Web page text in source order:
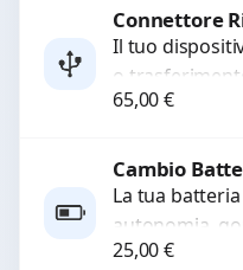
a...
Connettore
Il tuo
o
sostituiamo
65,00€
Cambio
La tua
autonomia,
lenta o cicli di
25,00€